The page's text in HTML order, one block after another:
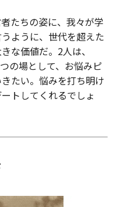
たちの姿に、我々が学
ように、世代を超えた
な価値だ。2人は、
の場として、お悩みピ
たい。悩みを打ち明け
トしてくれるでしょ